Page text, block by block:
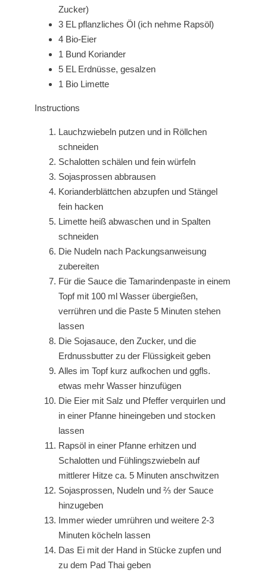
Zucker)
3 EL pflanzliches Öl (ich nehme Rapsöl)
4 Bio-Eier
1 Bund Koriander
5 EL Erdnüsse, gesalzen
1 Bio Limette
Instructions
Lauchzwiebeln putzen und in Röllchen
schneiden
Schalotten schälen und fein würfeln
Sojasprossen abbrausen
Korianderblättchen abzupfen und Stängel
fein hacken
Limette heiß abwaschen und in Spalten
schneiden
Die Nudeln nach Packungsanweisung
zubereiten
Für die Sauce die Tamarindenpaste in einem
Topf mit 100 ml Wasser übergießen,
verrühren und die Paste 5 Minuten stehen
lassen
Die Sojasauce, den Zucker, und die
Erdnussbutter zu der Flüssigkeit geben
Alles im Topf kurz aufkochen und ggfls.
etwas mehr Wasser hinzufügen
Die Eier mit Salz und Pfeffer verquirlen und
in einer Pfanne hineingeben und stocken
lassen
Rapsöl in einer Pfanne erhitzen und
Schalotten und Fühlingszwiebeln auf
mittlerer Hitze ca. 5 Minuten anschwitzen
Sojasprossen, Nudeln und ⅔ der Sauce
hinzugeben
Immer wieder umrühren und weitere 2-3
Minuten köcheln lassen
Das Ei mit der Hand in Stücke zupfen und
zu dem Pad Thai geben